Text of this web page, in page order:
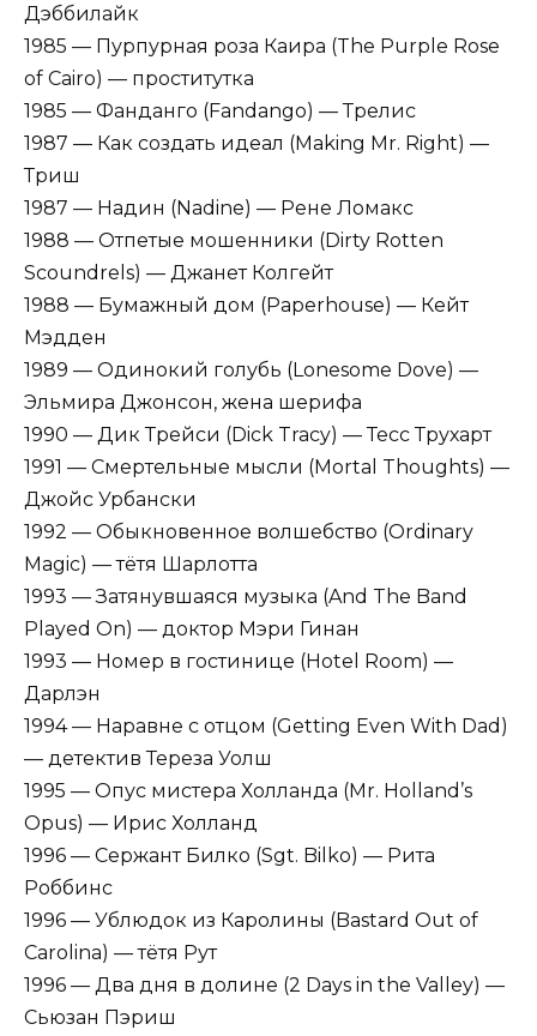
Дэббилайк
1985 — Пурпурная роза Каира (The Purple Rose
of Cairo) — проститутка
1985 — Фанданго (Fandango) — Трелис
1987 — Как создать идеал (Making Mr. Right) —
Триш
1987 — Надин (Nadine) — Рене Ломакс
1988 — Отпетые мошенники (Dirty Rotten
Scoundrels) — Джанет Колгейт
1988 — Бумажный дом (Paperhouse) — Кейт
Мэдден
1989 — Одинокий голубь (Lonesome Dove) —
Эльмира Джонсон, жена шерифа
1990 — Дик Трейси (Dick Tracy) — Тесс Трухарт
1991 — Смертельные мысли (Mortal Thoughts) —
Джойс Урбански
1992 — Обыкновенное волшебство (Ordinary
Magic) — тётя Шарлотта
1993 — Затянувшаяся музыка (And The Band
Played On) — доктор Мэри Гинан
1993 — Номер в гостинице (Hotel Room) —
Дарлэн
1994 — Наравне с отцом (Getting Even With Dad)
— детектив Тереза Уолш
1995 — Опус мистера Холланда (Mr. Holland’s
Opus) — Ирис Холланд
1996 — Сержант Билко (Sgt. Bilko) — Рита
Роббинс
1996 — Ублюдок из Каролины (Bastard Out of
Carolina) — тётя Рут
1996 — Два дня в долине (2 Days in the Valley) —
Сьюзан Пэриш